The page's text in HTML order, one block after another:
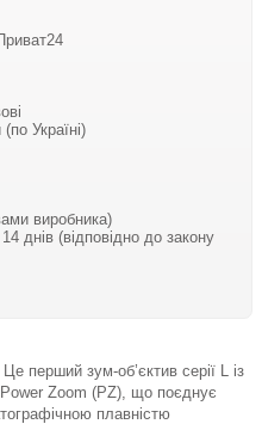
Україні)
виробника)
днів (відповідно до закону
перший зум-об’єктив серії L із
Zoom (PZ), що поєднує
плавністю